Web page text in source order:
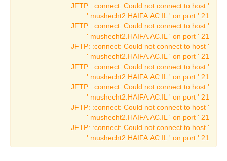
תערוכות עבר באמנות
תערוכה מתחלפת נוכחית
באמנות
תערוכות קבע באמנות
אמנות יהודית
אוסף אוסקר גז
ציור צרפתי
האמנים באוסף הכט
מרכז הלמידה
מידע כללי ופרטים ליצירת
JFTP: :connect: Could not connect to host '
mushecht2.HAIFA.AC.IL ' on port ' 21 '
JFTP: :connect: Could not connect to host '
mushecht2.HAIFA.AC.IL ' on port ' 21 '
JFTP: :connect: Could not connect to host '
mushecht2.HAIFA.AC.IL ' on port ' 21 '
JFTP: :connect: Could not connect to host '
mushecht2.HAIFA.AC.IL ' on port ' 21 '
JFTP: :connect: Could not connect to host '
mushecht2.HAIFA.AC.IL ' on port ' 21 '
JFTP: :connect: Could not connect to host '
mushecht2.HAIFA.AC.IL ' on port ' 21 '
JFTP: :connect: Could not connect to host '
mushecht2.HAIFA.AC.IL ' on port ' 21 '